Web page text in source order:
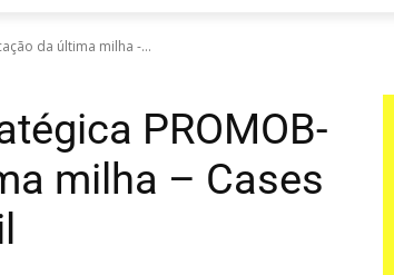
da última milha -...
PROMOB-
milha – Cases